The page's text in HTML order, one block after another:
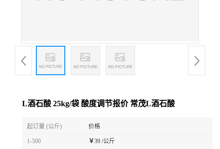
L酒石酸 25kg/袋 酸度调节报价 常茂L酒石酸
起订量 (公斤) 价格
1-500 ￥39 /公斤